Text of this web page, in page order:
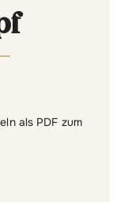
als PDF zum